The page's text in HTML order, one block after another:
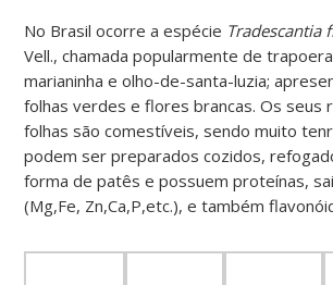
No Brasil ocorre a espécie Tradescantia
Vell., chamada popularmente de
marianinha e olho-de-santa-luzia;
folhas verdes e flores brancas. Os seus
folhas são comestíveis, sendo muito
podem ser preparados cozidos,
forma de patês e possuem proteínas,
(Mg,Fe, Zn,Ca,P,etc.), e também